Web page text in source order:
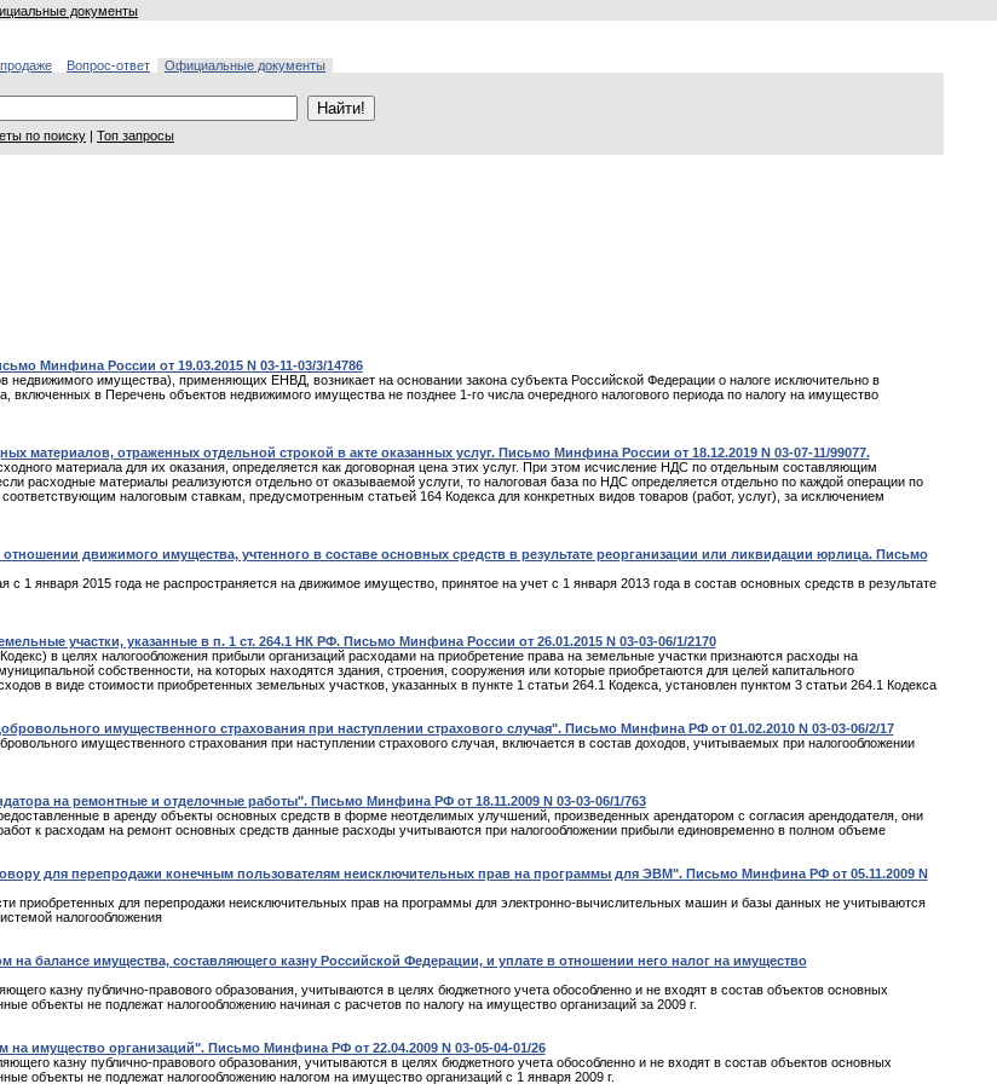
документы
Вопрос-ответ
Официальные документы
по поиску | Топ запросы
Минфина России от 19.03.2015 N 03-11-03/3/14786
недвижимого имущества), применяющих ЕНВД, возникает на основании закона субъекта Российской Федерации о налоге исключительно в
в Перечень объектов недвижимого имущества не позднее 1-го числа очередного налогового периода по налогу на имущество
материалов, отраженных отдельной строкой в акте оказанных услуг. Письмо Минфина России от 18.12.2019 N 03-07-11/99077.
материала для их оказания, определяется как договорная цена этих услуг. При этом исчисление НДС по отдельным составляющим
расходные материалы реализуются отдельно от оказываемой услуги, то налоговая база по НДС определяется отдельно по каждой операции по
налоговым ставкам, предусмотренным статьей 164 Кодекса для конкретных видов товаров (работ, услуг), за исключением
движимого имущества, учтенного в составе основных средств в результате реорганизации или ликвидации юрлица. Письмо
с 1 января 2015 года не распространяется на движимое имущество, принятое на учет с 1 января 2013 года в состав основных средств в результате
участки, указанные в п. 1 ст. 264.1 НК РФ. Письмо Минфина России от 26.01.2015 N 03-03-06/1/2170
в целях налогообложения прибыли организаций расходами на приобретение права на земельные участки признаются расходы на
собственности, на которых находятся здания, строения, сооружения или которые приобретаются для целей капитального
в виде стоимости приобретенных земельных участков, указанных в пункте 1 статьи 264.1 Кодекса, установлен пунктом 3 статьи 264.1 Кодекса
имущественного страхования при наступлении страхового случая". Письмо Минфина РФ от 01.02.2010 N 03-03-06/2/17
имущественного страхования при наступлении страхового случая, включается в состав доходов, учитываемых при налогообложении
на ремонтные и отделочные работы". Письмо Минфина РФ от 18.11.2009 N 03-03-06/1/763
в аренду объекты основных средств в форме неотделимых улучшений, произведенных арендатором с согласия арендодателя, они
к расходам на ремонт основных средств данные расходы учитываются при налогообложении прибыли единовременно в полном объеме
для перепродажи конечным пользователям неисключительных прав на программы для ЭВМ". Письмо Минфина РФ от 05.11.2009 N
приобретенных для перепродажи неисключительных прав на программы для электронно-вычислительных машин и базы данных не учитываются
налогообложения
балансе имущества, составляющего казну Российской Федерации, и уплате в отношении него налог на имущество
казну публично-правового образования, учитываются в целях бюджетного учета обособленно и не входят в состав объектов основных
объекты не подлежат налогообложению начиная с расчетов по налогу на имущество организаций за 2009 г.
имущество организаций". Письмо Минфина РФ от 22.04.2009 N 03-05-04-01/26
казну публично-правового образования, учитываются в целях бюджетного учета обособленно и не входят в состав объектов основных
объекты не подлежат налогообложению налогом на имущество организаций с 1 января 2009 г.